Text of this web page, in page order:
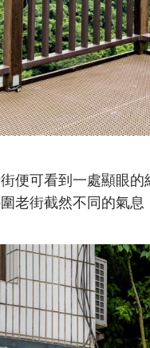
便可看到一處顯眼
老街截然不同的氣